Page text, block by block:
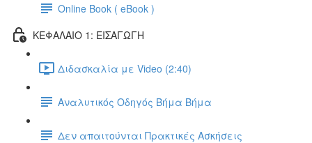
Online Book ( eBook )
ΚΕΦΑΛΑΙΟ 1: ΕΙΣΑΓΩΓΗ
Διδασκαλία με Video (2:40)
Αναλυτικός Οδηγός Βήμα Βήμα
Δεν απαιτούνται Πρακτικές Ασκήσεις